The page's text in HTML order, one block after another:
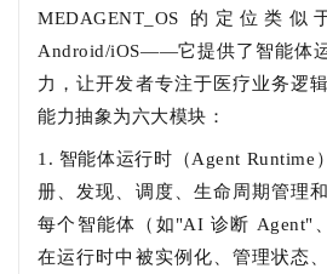
MEDAGENT_OS 的定位类
Android/iOS——它提供了智能体
力，让开发者专注于医疗业务逻
能力抽象为六大模块：
1. 智能体运行时（Agent Runtime
册、发现、调度、生命周期管理
每个智能体（如"AI 诊断 Agent"
在运行时中被实例化、管理状态